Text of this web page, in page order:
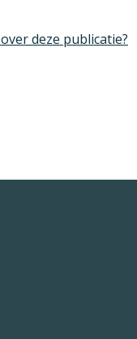
deze publicatie?